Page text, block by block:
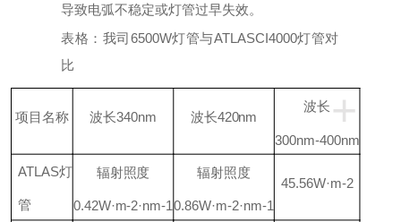
导致电弧不稳定或灯管过早失效。
表格：我司6500W灯管与ATLASCI4000灯管对
比
+
项目名称 波长340nm 波长420nm
波长
300nm-400nm
ATLAS灯
管
辐射照度
0.42W·m-2·nm-1
辐射照度
0.86W·m-2·nm-1
45.56W·m-2